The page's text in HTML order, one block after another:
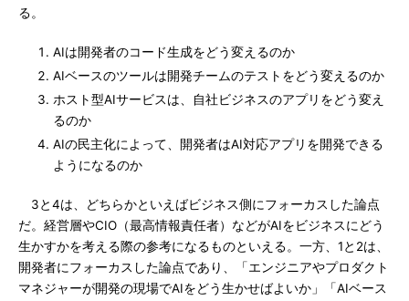
る。
AIは開発者のコード生成をどう変えるのか
AIベースのツールは開発チームのテストをどう変えるのか
ホスト型AIサービスは、自社ビジネスのアプリをどう変え
るのか
AIの民主化によって、開発者はAI対応アプリを開発できる
ようになるのか
3と4は、どちらかといえばビジネス側にフォーカスした論点
だ。経営層やCIO（最高情報責任者）などがAIをビジネスにどう
生かすかを考える際の参考になるものといえる。一方、1と2は、
開発者にフォーカスした論点であり、「エンジニアやプロダクト
マネジャーが開発の現場でAIをどう生かせばよいか」「AIベース